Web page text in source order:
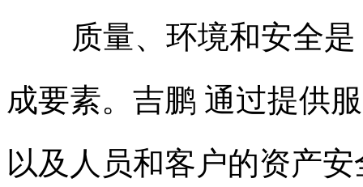
质量、环境和安全
成要素。吉鹏 通过提供
以及人员和客户的资产